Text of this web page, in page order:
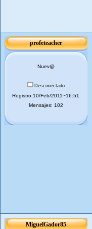
profeteacher
Nuev@
Desconectado
Registro:10/Feb/2011~16:51
Mensajes: 102
MiguelGador85